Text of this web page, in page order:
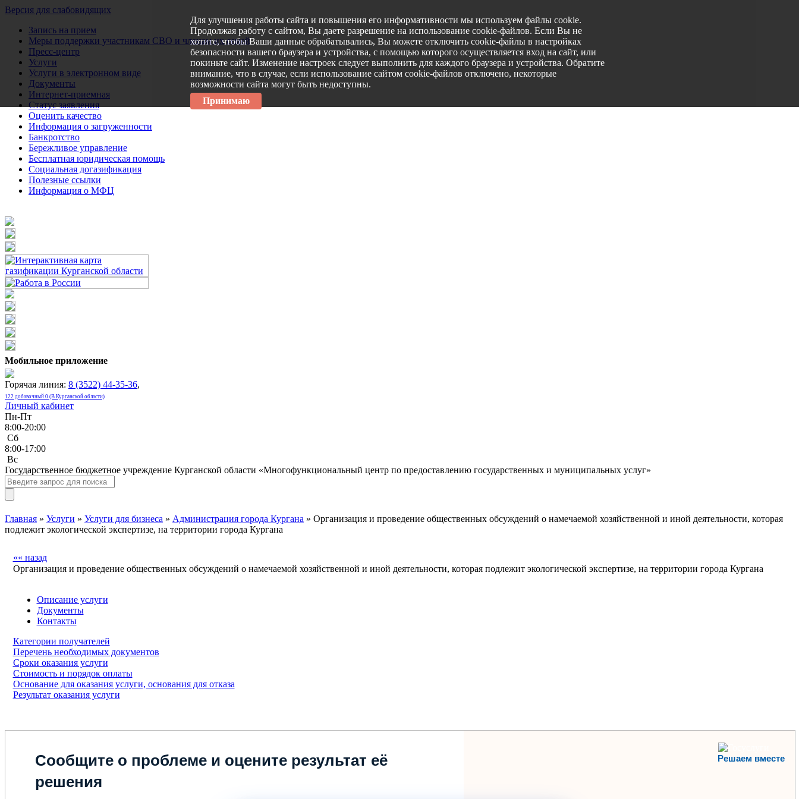
Версия для слабовидящих
Запись на прием
Меры поддержки участникам СВО и членам их семей
Пресс-центр
Услуги
Услуги в электронном виде
Документы
Интернет-приемная
Статус заявления
Оценить качество
Информация о загруженности
Банкротство
Бережливое управление
Бесплатная юридическая помощь
Социальная догазификация
Полезные ссылки
Информация о МФЦ
Мобильное приложение
Горячая линия: 8 (3522) 44-35-36,
122 добавочный 0 (В Курганской области)
Личный кабинет
Пн-Пт
8:00-20:00
Сб
8:00-17:00
Bc
Государственное бюджетное учреждение Курганской области «Многофункциональный центр по предоставлению государственных и муниципальных услуг»
Главная » Услуги » Услуги для бизнеса » Администрация города Кургана » Организация и проведение общественных обсуждений о намечаемой хозяйственной и иной деятельности, которая
подлежит экологической экспертизе, на территории города Кургана
«« назад
Организация и проведение общественных обсуждений о намечаемой хозяйственной и иной деятельности, которая подлежит экологической экспертизе, на территории города Кургана
Описание услуги
Документы
Контакты
Категории получателей
Перечень необходимых документов
Сроки оказания услуги
Стоимость и порядок оплаты
Основание для оказания услуги, основания для отказа
Результат оказания услуги
Решаем вместе
Сообщите о проблеме и оцените результат её
решения
Для улучшения работы сайта и повышения его информативности мы используем файлы cookie.
Продолжая работу с сайтом, Вы даете разрешение на использование cookie-файлов. Если Вы не
хотите, чтобы Ваши данные обрабатывались, Вы можете отключить cookie-файлы в настройках
безопасности вашего браузера и устройства, с помощью которого осуществляется вход на сайт, или
покиньте сайт. Изменение настроек следует выполнить для каждого браузера и устройства. Обратите
внимание, что в случае, если использование сайтом cookie-файлов отключено, некоторые
возможности сайта могут быть недоступны.
Принимаю